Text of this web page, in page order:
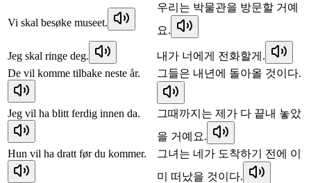
Vi skal besøke museet.
우리는 박물관을 방문할 거예
요.
Jeg skal ringe deg.
내가 너에게 전화할게.
De vil komme tilbake neste år.
그들은 내년에 돌아올 것이다.
Jeg vil ha blitt ferdig innen da.
그때까지는 제가 다 끝내 놓았
을 거예요.
Hun vil ha dratt før du kommer.
그녀는 네가 도착하기 전에 이
미 떠났을 것이다.